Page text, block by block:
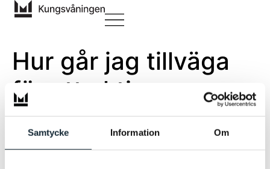
Samtycke Information Om
Hur går jag tillväga
för att aktivera
autogiro för mina
hyresbetalningar?